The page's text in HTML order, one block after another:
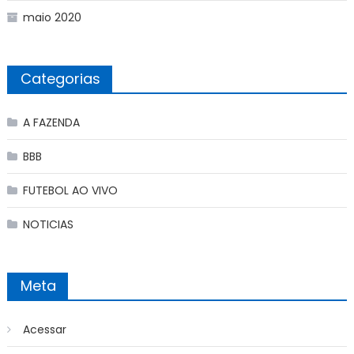
maio 2020
Categorias
A FAZENDA
BBB
FUTEBOL AO VIVO
NOTICIAS
Meta
Acessar